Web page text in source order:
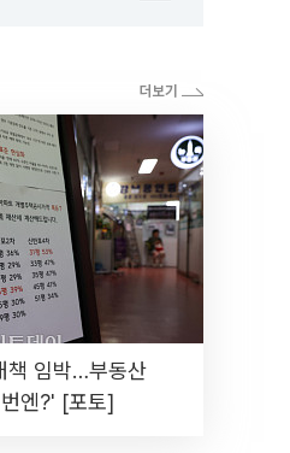
책 임박…부동산
엔?' [포토]